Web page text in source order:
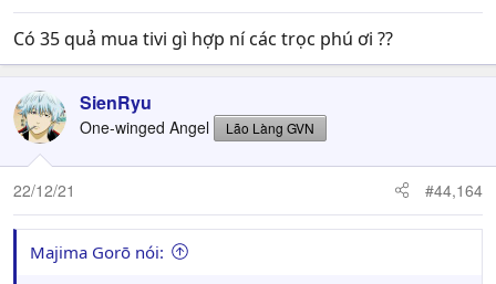
Có 35 quả mua tivi gì hợp ní các trọc phú ơi ??
SienRyu
One-winged Angel Lão Làng GVN
22/12/21 #44,164
Majima Gorō nói: